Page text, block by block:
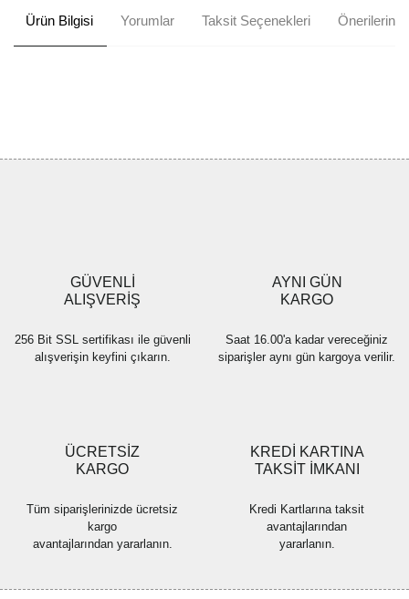
Ürün Bilgisi Yorumlar Taksit Seçenekleri Önerileriniz
Ürün fiyatı diğer sitelerden daha pahalı.
Bu ürüne benzer farklı alternatifler olmalı.
GÜVENLİ
ALIŞVERİŞ
256 Bit SSL sertifikası ile güvenli
alışverişin keyfini çıkarın.
AYNI GÜN
KARGO
Saat 16.00'a kadar vereceğiniz
siparişler aynı gün kargoya verilir.
ÜCRETSİZ
KARGO
Tüm siparişlerinizde ücretsiz
kargo
avantajlarından yararlanın.
KREDİ KARTINA
TAKSİT İMKANI
Kredi Kartlarına taksit
avantajlarından
yararlanın.